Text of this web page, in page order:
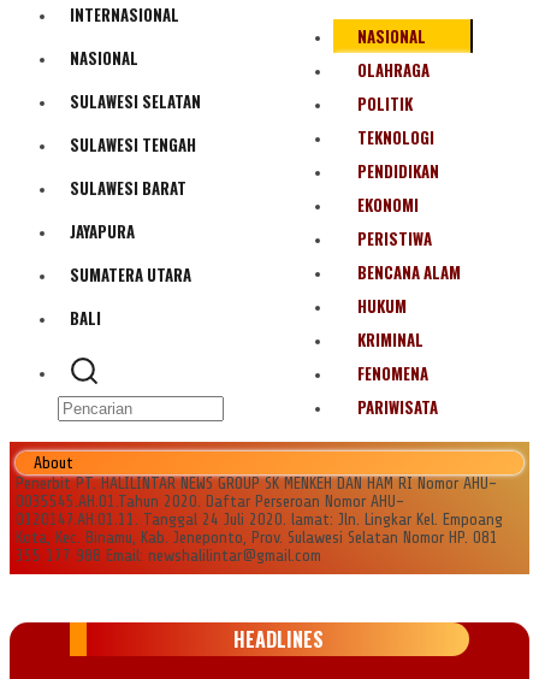
Politik
Olahraga
Bencana Alam
INTERNASIONAL
NASIONAL
SULAWESI SELATAN
SULAWESI TENGAH
SULAWESI BARAT
JAYAPURA
SUMATERA UTARA
BALI
NASIONAL
OLAHRAGA
POLITIK
TEKNOLOGI
PENDIDIKAN
EKONOMI
PERISTIWA
BENCANA ALAM
HUKUM
KRIMINAL
FENOMENA
PARIWISATA
About
Penerbit PT. HALILINTAR NEWS GROUP SK MENKEH DAN HAM RI Nomor AHU-
0035545.AH.01.Tahun 2020. Daftar Perseroan Nomor AHU-
0120147.AH.01.11. Tanggal 24 Juli 2020. lamat: Jln. Lingkar Kel. Empoang
Kota, Kec. Binamu, Kab. Jeneponto, Prov. Sulawesi Selatan Nomor HP. 081
355 177 988 Email: newshalilintar@gmail.com
HEADLINES